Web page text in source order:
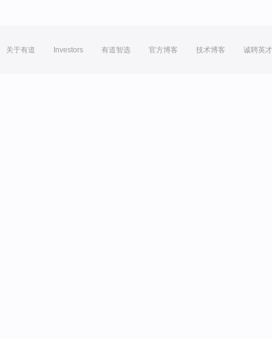
关于有道 Investors 有道智选 官方博客 技术博客 诚聘英才